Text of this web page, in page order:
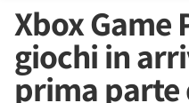
Xbox Game
giochi in
prima parte